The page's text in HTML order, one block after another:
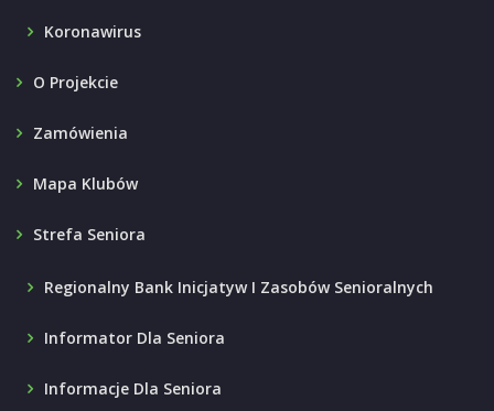
Koronawirus
O Projekcie
Zamówienia
Mapa Klubów
Strefa Seniora
Regionalny Bank Inicjatyw I Zasobów Senioralnych
Informator Dla Seniora
Informacje Dla Seniora